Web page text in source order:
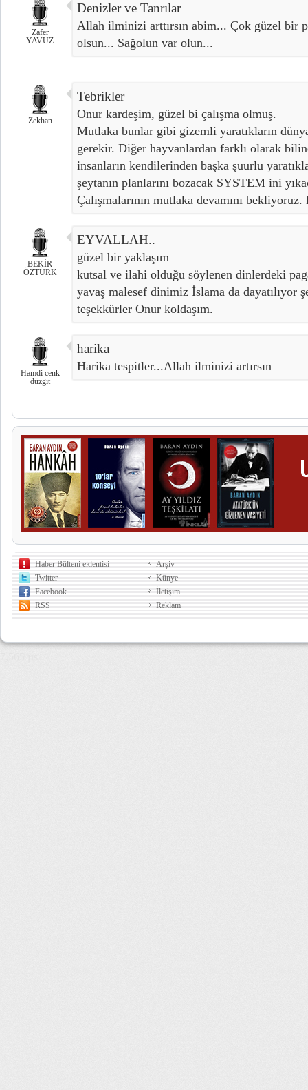
Zafer
YAVUZ
Denizler ve Tanrılar
Allah ilminizi arttırsın abim... Çok güzel bir
olsun... Sağolun var olun...
Zekhan
Tebrikler
Onur kardeşim, güzel bi çalışma olmuş.
Mutlaka bunlar gibi gizemli yaratıkların
gerekir. Diğer hayvanlardan farklı olarak
insanların kendilerinden başka şuurlu
şeytanın planlarını bozacak SYSTEM ini
Çalışmalarının mutlaka devamını bekliyoruz.
BEKİR
ÖZTÜRK
EYVALLAH..
güzel bir yaklaşım
kutsal ve ilahi olduğu söylenen dinlerdeki
yavaş malesef dinimiz İslama da dayatılıyor
teşekkürler Onur koldaşım.
Hamdi cenk
düzgit
harika
Harika tespitler...Allah ilminizi artırsın
Haber Bülteni eklentisi
Twitter
Facebook
RSS
Arşiv
Künye
İletişim
Reklam